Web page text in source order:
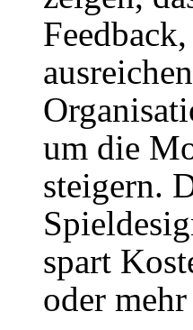
um die
steigern.
spart
oder